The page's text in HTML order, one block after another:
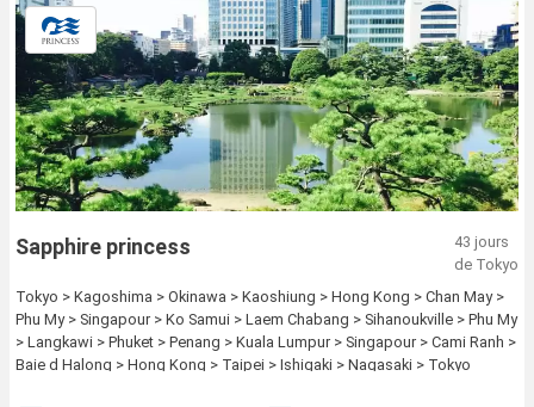
Sapphire princess
43 jours
de Tokyo
Tokyo > Kagoshima > Okinawa > Kaoshiung > Hong Kong > Chan May >
Phu My > Singapour > Ko Samui > Laem Chabang > Sihanoukville > Phu My
> Langkawi > Phuket > Penang > Kuala Lumpur > Singapour > Cami Ranh >
Baie d Halong > Hong Kong > Taipei > Ishigaki > Nagasaki > Tokyo